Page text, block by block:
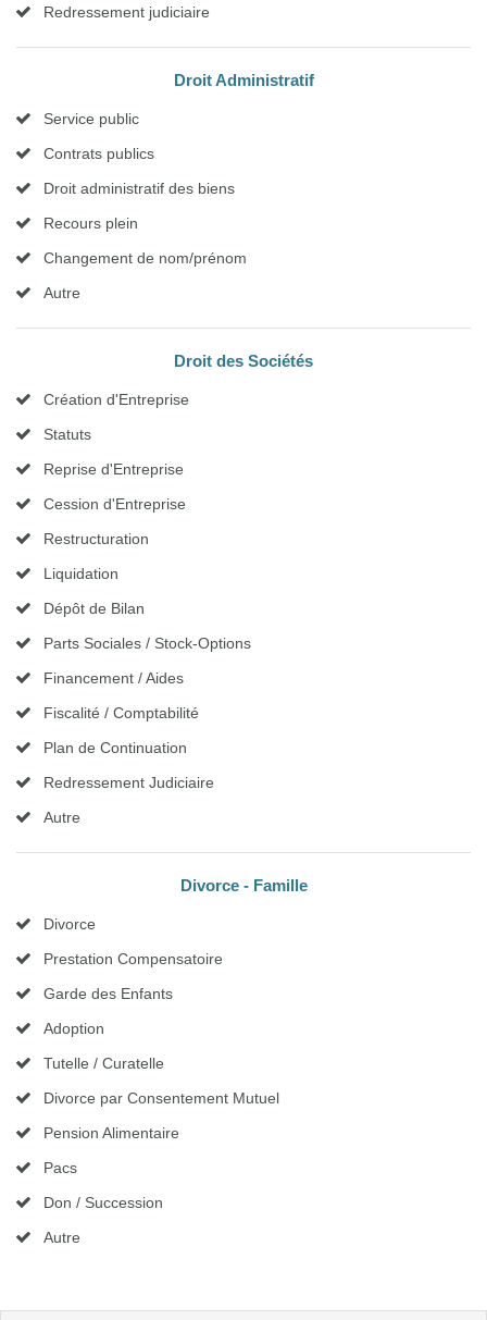
Redressement judiciaire
Droit Administratif
Service public
Contrats publics
Droit administratif des biens
Recours plein
Changement de nom/prénom
Autre
Droit des Sociétés
Création d'Entreprise
Statuts
Reprise d'Entreprise
Cession d'Entreprise
Restructuration
Liquidation
Dépôt de Bilan
Parts Sociales / Stock-Options
Financement / Aides
Fiscalité / Comptabilité
Plan de Continuation
Redressement Judiciaire
Autre
Divorce - Famille
Divorce
Prestation Compensatoire
Garde des Enfants
Adoption
Tutelle / Curatelle
Divorce par Consentement Mutuel
Pension Alimentaire
Pacs
Don / Succession
Autre